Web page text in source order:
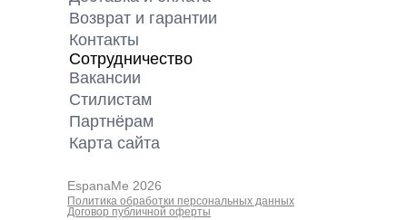
Возврат и гарантии
Контакты
Сотрудничество
Вакансии
Cтилистам
Партнёрам
Карта cайта
EspanaMe 2026
Политика обработки персональных данных
Договор публичной оферты